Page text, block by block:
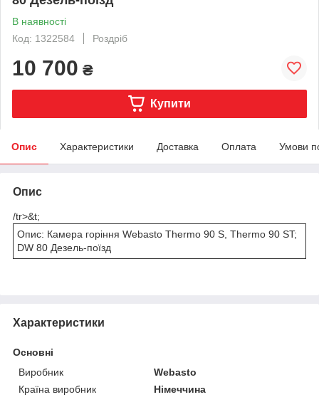
В наявності
Код: 1322584
Роздріб
10 700 ₴
Купити
Опис Характеристики Доставка Оплата Умови
Опис
/tr>&t;
Опис: Камера горіння Webasto Thermo 90 S, Thermo 90 ST;
DW 80 Дезель-поїзд
Характеристики
Основні
Виробник
Webasto
Країна виробник
Німеччина